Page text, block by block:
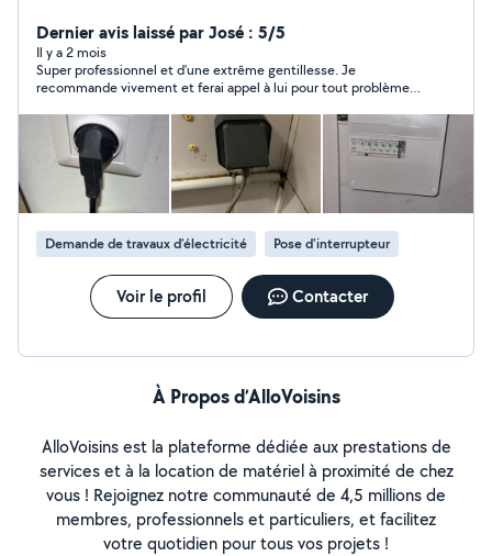
Vérifications de base Travail propre, rapide et sérieux Je
me déplace sur Lyon et les environs Contact direct via
AlloVoisins ou WhatsApp
Dernier avis laissé par José : 5/5
Il y a 2 mois
Super professionnel et d'une extrême gentillesse. Je
recommande vivement et ferai appel à lui pour tout problème
Demande de travaux d’électricité Pose d'interrupteur
Voir le profil Contacter
À Propos d’AlloVoisins
AlloVoisins est la plateforme dédiée aux prestations de
services et à la location de matériel à proximité de chez
vous ! Rejoignez notre communauté de 4,5 millions de
membres, professionnels et particuliers, et facilitez
votre quotidien pour tous vos projets !